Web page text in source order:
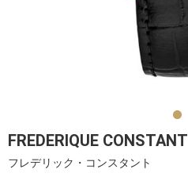
FREDERIQUE CONSTANT
フレデリック・コンスタント